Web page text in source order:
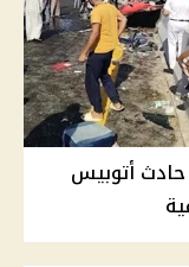
طفل وإصابة 13 في حادث أتوبيس